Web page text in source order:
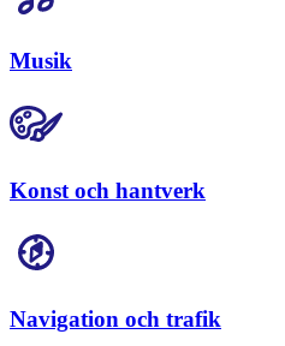
Musik
Konst och hantverk
Navigation och trafik